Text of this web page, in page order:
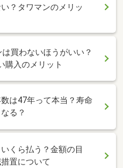
？タワマンのメリッ
買わないほうがいい？
入のメリット
は47年って本当？寿命
る？
くら払う？金額の目
置について